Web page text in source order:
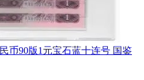
币90版1元宝石蓝十连号 国鉴